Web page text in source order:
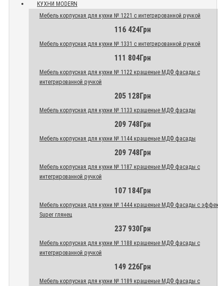
КУХНИ MODERN
Мебель корпусная для кухни № 1221 с интегрированной ручкой
116 424Грн
Мебель корпусная для кухни № 1331 с интегрированной ручкой
111 804Грн
Мебель корпусная для кухни № 1122 крашеные МДФ фасады с
интегрированной ручкой
205 128Грн
Мебель корпусная для кухни № 1133 крашеные МДФ фасады
209 748Грн
Мебель корпусная для кухни № 1144 крашеные МДФ фасады
209 748Грн
Мебель корпусная для кухни № 1187 крашеные МДФ фасады с
интегрированной ручкой
107 184Грн
Мебель корпусная для кухни № 1444 крашеные МДФ фасады с
Super глянец
237 930Грн
Мебель корпусная для кухни № 1188 крашеные МДФ фасады с
интегрированной ручкой
149 226Грн
Мебель корпусная для кухни № 1189 крашеные МДФ фасады с